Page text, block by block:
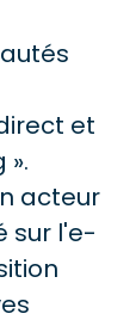
et
acteur
sur l'e-